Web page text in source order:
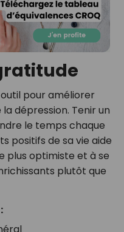
pour améliorer
dépression. Tenir un
le temps chaque
positifs de sa vie aide
plus optimiste et à se
plutôt que